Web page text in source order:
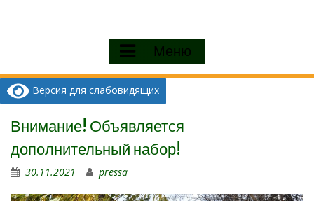
Меню
Версия для слабовидящих
Внимание! Объявляется
дополнительный набор!
30.11.2021 pressa